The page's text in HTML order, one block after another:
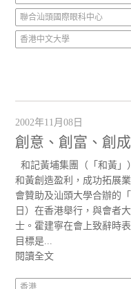
聯合汕頭國際眼科中心
香港中文大學
2002年11月08日
創意、創富、創
和記黃埔集團（「和黃」
和黃創造盈利，成功拓展
會贊助及汕頭大學合辦的
日）在香港舉行，與會者
士。霍建寧在會上致辭時
目標是...
閱讀全文
香港